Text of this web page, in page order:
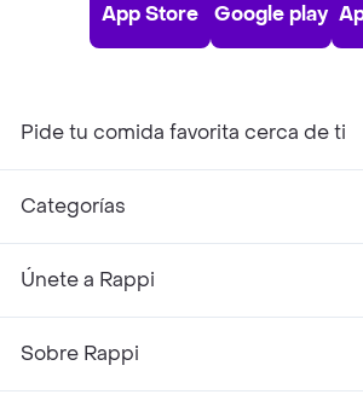
App Store Google play
Pide tu comida favorita cerca de ti
Categorías
Únete a Rappi
Sobre Rappi